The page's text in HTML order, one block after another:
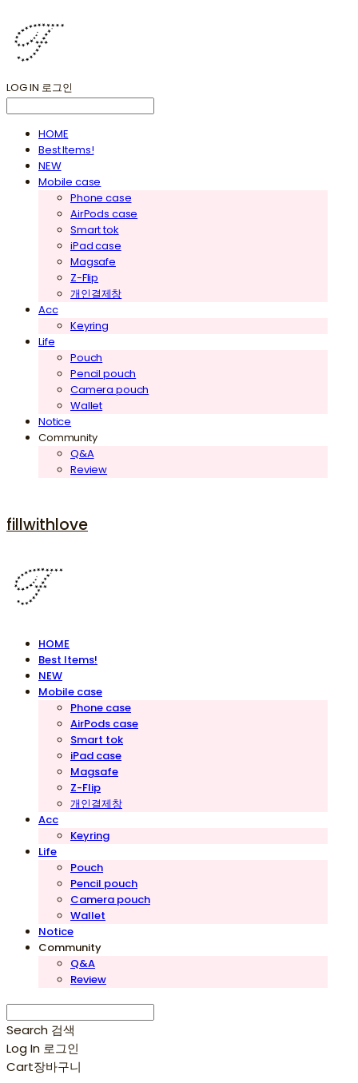
LOG IN 로그인
HOME
Best Items!
NEW
Mobile case
Phone case
AirPods case
Smart tok
iPad case
Magsafe
Z-Flip
개인결제창
Acc
Keyring
Life
Pouch
Pencil pouch
Camera pouch
Wallet
Notice
Community
Q&A
Review
fillwithlove
HOME
Best Items!
NEW
Mobile case
Phone case
AirPods case
Smart tok
iPad case
Magsafe
Z-Flip
개인결제창
Acc
Keyring
Life
Pouch
Pencil pouch
Camera pouch
Wallet
Notice
Community
Q&A
Review
Search 검색
Log In 로그인
Cart장바구니